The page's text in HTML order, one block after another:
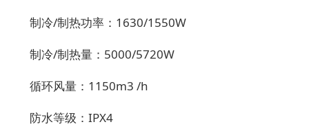
制冷/制热功率：1630/1550W
制冷/制热量：5000/5720W
循环风量： 1150m3 /h
防水等级： IPX4